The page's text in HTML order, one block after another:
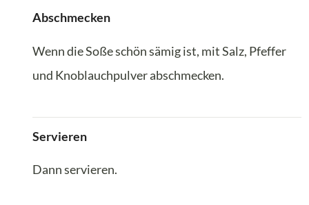
Abschmecken
Wenn die Soße schön sämig ist, mit Salz, Pfeffer
und Knoblauchpulver abschmecken.
Servieren
Dann servieren.